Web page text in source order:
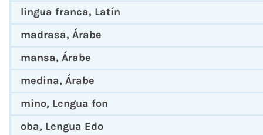
lingua franca, Latín
madrasa, Árabe
mansa, Árabe
medina, Árabe
mino, Lengua fon
oba, Lengua Edo